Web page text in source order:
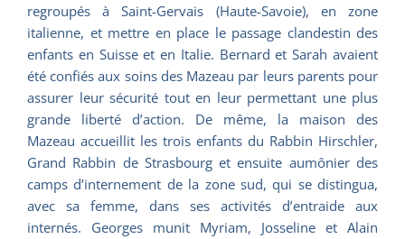
regroupés à Saint-Gervais (Haute-Savoie), en zone
italienne, et mettre en place le passage clandestin des
enfants en Suisse et en Italie. Bernard et Sarah avaient
été confiés aux soins des Mazeau par leurs parents pour
assurer leur sécurité tout en leur permettant une plus
grande liberté d’action. De même, la maison des
Mazeau accueillit les trois enfants du Rabbin Hirschler,
Grand Rabbin de Strasbourg et ensuite aumônier des
camps d’internement de la zone sud, qui se distingua,
avec sa femme, dans ses activités d’entraide aux
internés. Georges munit Myriam, Josseline et Alain